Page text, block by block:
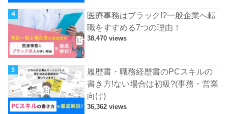
医療事務はブラック!?一般企業へ転
職をすすめる7つの理由！
38,470 views
履歴書・職務経歴書のPCスキルの
書き方!ない場合は初級?(事務・営業
向け)
36,362 views